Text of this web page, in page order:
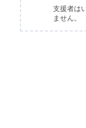
支援者は
ません。